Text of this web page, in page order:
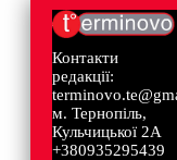
Контакти
редакції:
м. Тернопіль,
Кульчицької 2А
+380935295439